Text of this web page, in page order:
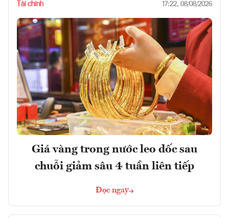
Tài chính 17:22, 08/08/2026
Giá vàng trong nước leo dốc sau
chuỗi giảm sâu 4 tuần liên tiếp
Đọc ngay